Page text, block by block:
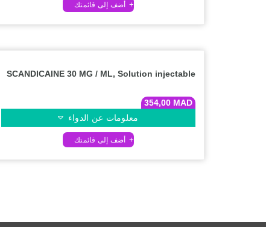
SCANDICAINE 30 MG / ML, Solution injectable
354,00 MAD
معلومات عن الدواء